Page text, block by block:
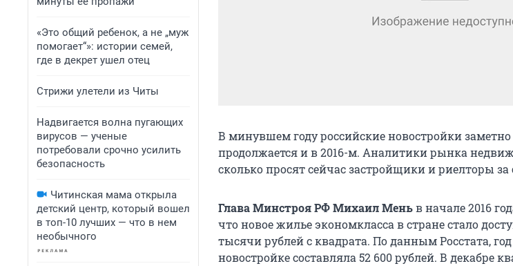
«Это общий ребенок, а не „муж
помогает“»: истории семей,
где в декрет ушел отец
Стрижи улетели из Читы
Надвигается волна пугающих
вирусов — ученые
потребовали срочно усилить
безопасность
Читинская мама открыла
детский центр, который вошел
в топ-10 лучших — что в нем
необычного
В минувшем году российские новостройки
продолжается и в 2016-м. Аналитики рынка
сколько просят сейчас застройщики и риелторы
Глава Минстроя РФ Михаил Меньв начале 2016
что новое жилье экономкласса в стране стало
тысячи рублей с квадрата. По данным Росстата,
новостройке составляла 52 600 рублей. В декабре